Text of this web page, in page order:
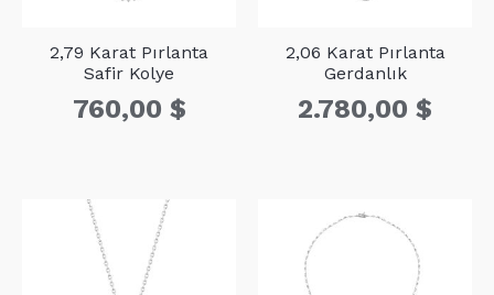
2,79 Karat Pırlanta
Safir Kolye
760,00 $
2,06 Karat Pırlanta
Gerdanlık
2.780,00 $